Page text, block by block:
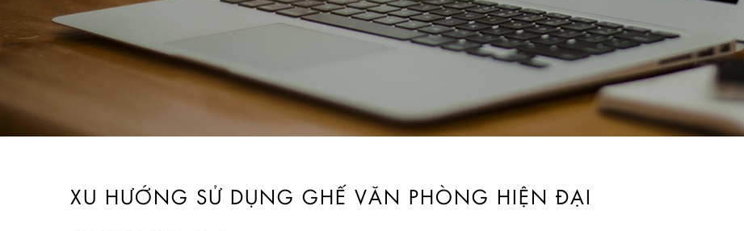
XU HƯỚNG SỬ DỤNG GHẾ VĂN PHÒNG HIỆN ĐẠI